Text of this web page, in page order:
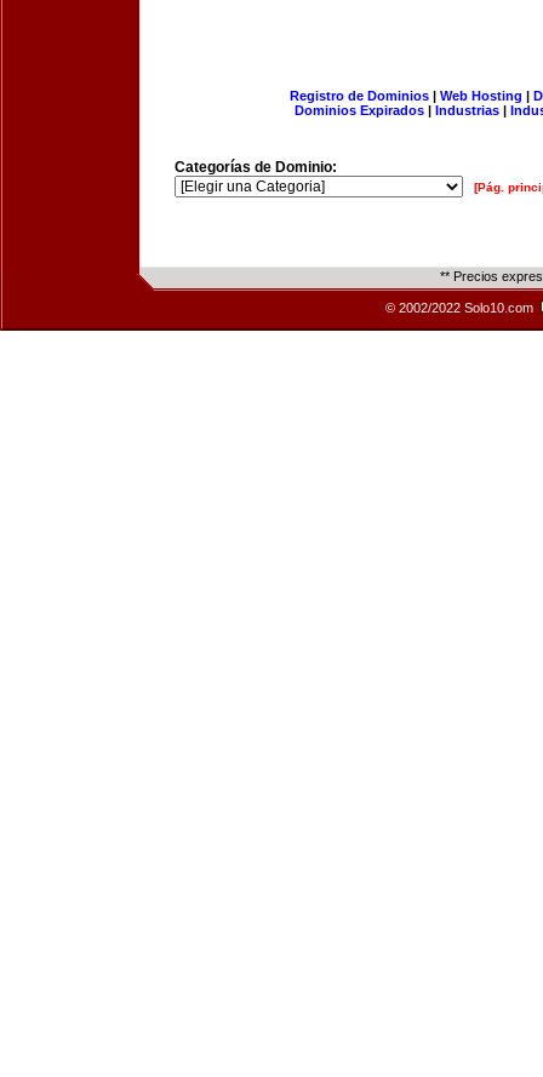
Registro de Dominios| Web Hosting |
Dominios Expirados | Industrias |
Categorías de Dominio:
[Pág.
** Precios
© 2002/2022 Solo10.com